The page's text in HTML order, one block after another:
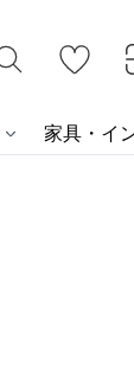
家具・イ